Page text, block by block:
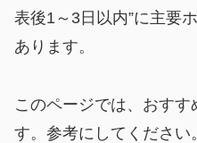
表後1～3日以内”に主要
あります。
このページでは、おすす
す。参考にしてください。